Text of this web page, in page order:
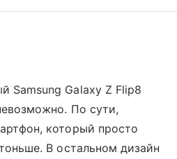
Samsung Galaxy Z Flip8
По сути,
который просто
В остальном дизайн